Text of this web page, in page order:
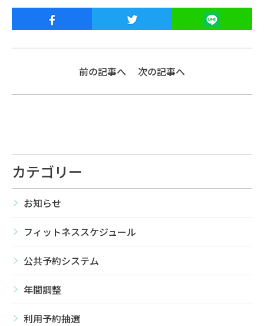
前の記事へ 次の記事へ
カテゴリー
お知らせ
フィットネススケジュール
公共予約システム
年間調整
利用予約抽選